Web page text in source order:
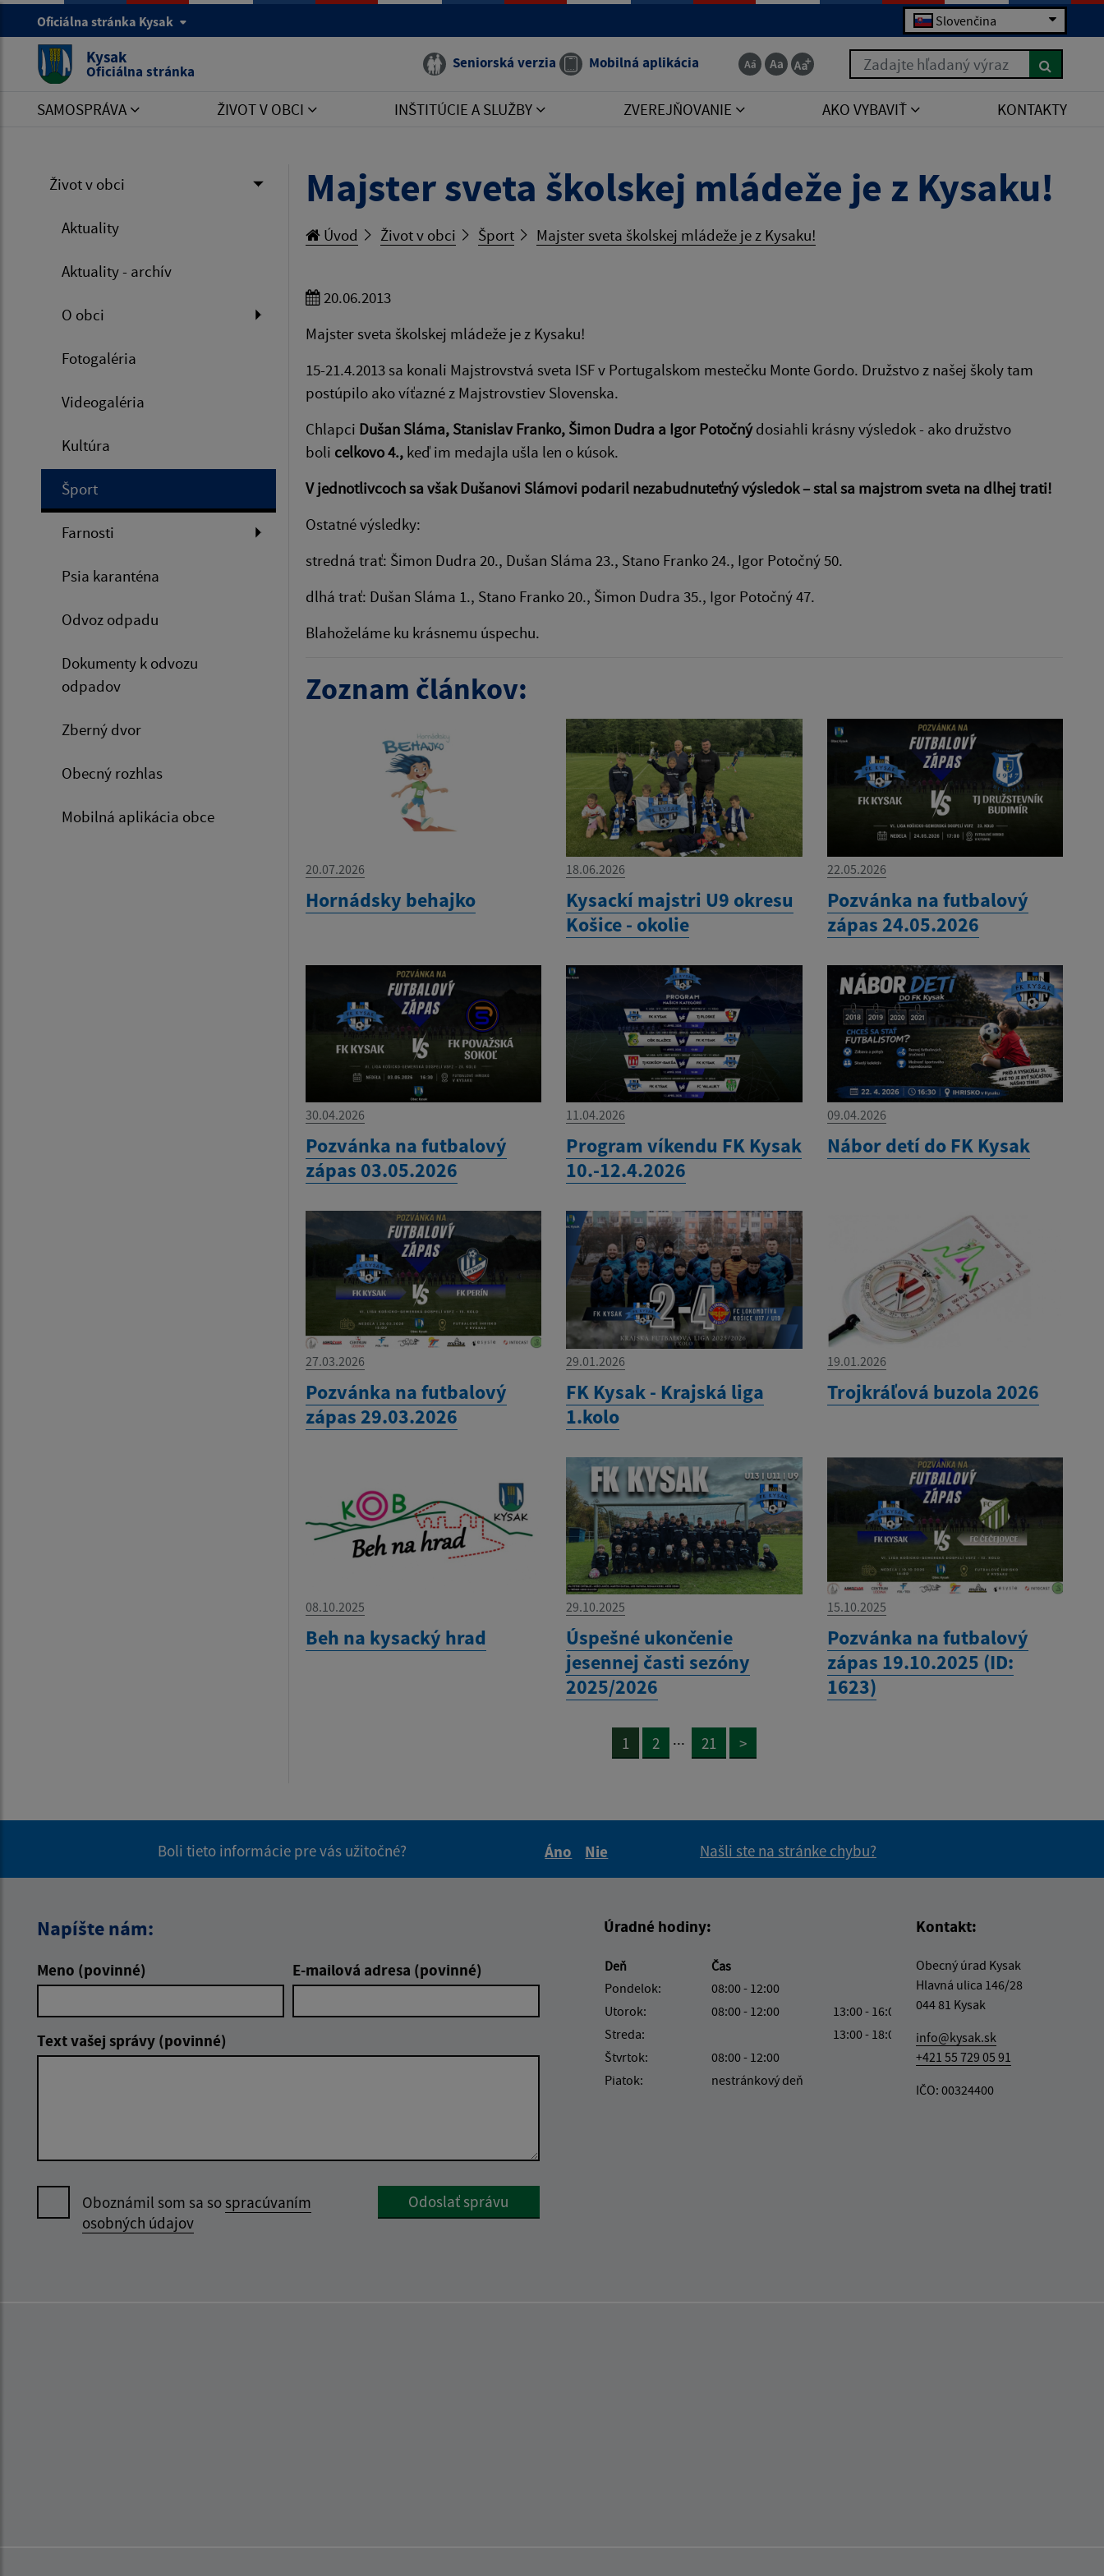
Oficiálna stránka Kysak Slovenčina
Kysak
Oficiálna stránka Seniorská verzia Mobilná aplikácia Zadajte hľadaný výraz
SAMOSPRÁVA ŽIVOT V OBCI INŠTITÚCIE A SLUŽBY ZVEREJŇOVANIE AKO VYBAVIŤ KONTAKTY
Život v obci
Aktuality
Aktuality - archív
O obci
Fotogaléria
Videogaléria
Kultúra
Šport
Farnosti
Psia karanténa
Odvoz odpadu
Dokumenty k odvozu
odpadov
Zberný dvor
Obecný rozhlas
Mobilná aplikácia obce
Majster sveta školskej mládeže je z Kysaku!
Úvod Život v obci Šport Majster sveta školskej mládeže je z Kysaku!
20.06.2013
Majster sveta školskej mládeže je z Kysaku!
15-21.4.2013 sa konali Majstrovstvá sveta ISF v Portugalskom mestečku Monte Gordo. Družstvo z našej školy tam
postúpilo ako víťazné z Majstrovstiev Slovenska.
Chlapci Dušan Sláma, Stanislav Franko, Šimon Dudra a Igor Potočnýdosiahli krásny výsledok - ako družstvo
boli celkovo 4., keď im medajla ušla len o kúsok.
V jednotlivcoch sa však Dušanovi Slámovi podaril nezabudnuteťný výsledok – stal sa majstrom sveta na dlhej trati!
Ostatné výsledky:
stredná trať: Šimon Dudra 20., Dušan Sláma 23., Stano Franko 24., Igor Potočný 50.
dlhá trať: Dušan Sláma 1., Stano Franko 20., Šimon Dudra 35., Igor Potočný 47.
Blahoželáme ku krásnemu úspechu.
Zoznam článkov:
20.07.2026
Hornádsky behajko
18.06.2026
Kysackí majstri U9 okresu
Košice - okolie
22.05.2026
Pozvánka na futbalový
zápas 24.05.2026
30.04.2026
Pozvánka na futbalový
zápas 03.05.2026
11.04.2026
Program víkendu FK Kysak
10.-12.4.2026
09.04.2026
Nábor detí do FK Kysak
27.03.2026
Pozvánka na futbalový
zápas 29.03.2026
29.01.2026
FK Kysak - Krajská liga
1.kolo
19.01.2026
Trojkráľová buzola 2026
08.10.2025
Beh na kysacký hrad
29.10.2025
Úspešné ukončenie
jesennej časti sezóny
2025/2026
15.10.2025
Pozvánka na futbalový
zápas 19.10.2025 (ID:
1623)
1 2 ... 21 >
Boli tieto informácie pre vás užitočné?
Áno
Nie
Našli ste na stránke chybu?
Napíšte nám:
Meno (povinné) E-mailová adresa (povinné)
Text vašej správy (povinné)
Oboznámil som sa sospracúvaním
osobných údajov
Google reCaptcha Response
Odoslať správu
Úradné hodiny:
Deň
Čas
Pondelok:
08:00 - 12:00
Utorok:
08:00 - 12:00
13:00 - 16:00
Streda:
13:00 - 18:00
Štvrtok:
08:00 - 12:00
Piatok:
nestránkový deň
Kontakt:
Obecný úrad Kysak
Hlavná ulica 146/28
044 81 Kysak
info@kysak.sk
+421 55 729 05 91
IČO: 00324400